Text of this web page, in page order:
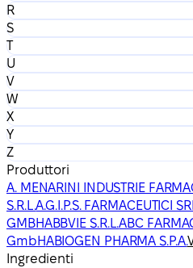
R
S
T
U
V
W
X
Y
Z
Produttori
A. MENARINI INDUSTRIE
S.R.L.A.G.I.P.S. FARMACEUTICI
GMBHABBVIE S.R.L.ABC
GmbHABIOGEN PHARMA S.P.A.
Ingredienti